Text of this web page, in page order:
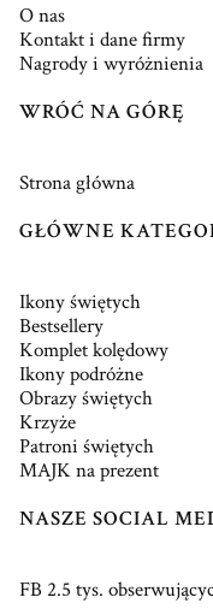
O nas
Kontakt i dane firmy
Nagrody i wyróżnienia
WRÓĆ NA GÓRĘ
Strona główna
GŁÓWNE
Ikony świętych
Bestsellery
Komplet kolędowy
Ikony podróżne
Obrazy świętych
Krzyże
Patroni świętych
MAJK na prezent
NASZE SOCIAL
FB 2.5 tys.